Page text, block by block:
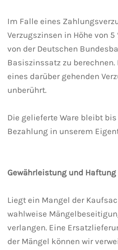
Im Falle eines
Verzugszinsen in Höhe von
von der Deutschen
Basiszinssatz zu
eines darüber gehenden
unberührt.
Die gelieferte Ware bleibt
Bezahlung in unserem
Gewährleistung und Haftung
Liegt ein Mangel der
wahlweise
verlangen. Eine
der Mängel können wir